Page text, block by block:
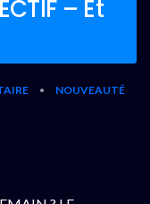
– Et
•
NOUVEAUTÉ